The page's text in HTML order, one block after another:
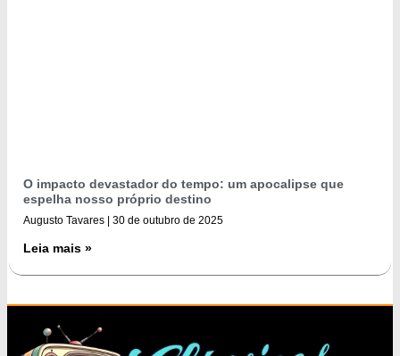
O impacto devastador do tempo: um apocalipse que
espelha nosso próprio destino
Augusto Tavares 30 de outubro de 2025
Leia mais »